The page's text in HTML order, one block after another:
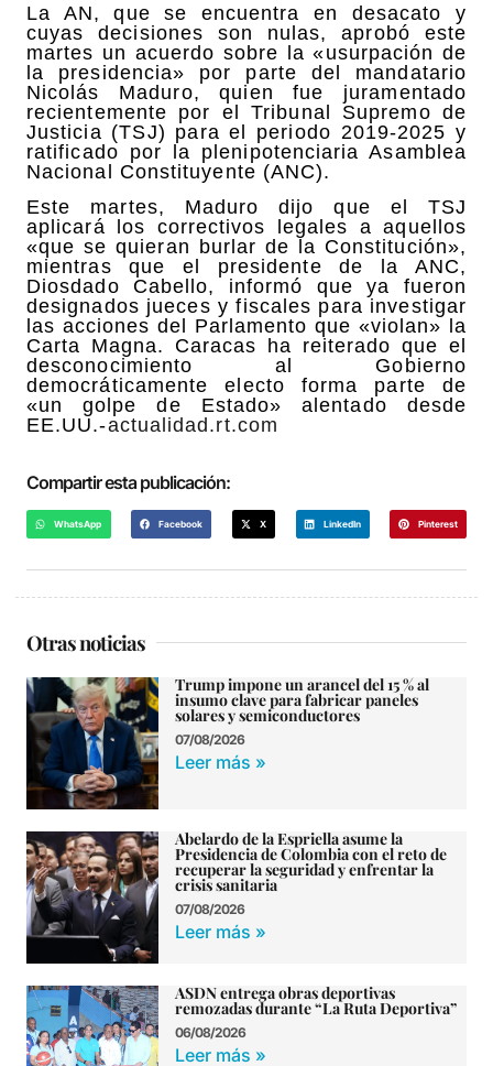
La AN, que se encuentra en desacato y
cuyas decisiones son nulas, aprobó este
martes un acuerdo sobre la «usurpación de
la presidencia» por parte del mandatario
Nicolás Maduro, quien fue juramentado
recientemente por el Tribunal Supremo de
Justicia (TSJ) para el periodo 2019-2025 y
ratificado por la plenipotenciaria Asamblea
Nacional Constituyente (ANC).
Este martes, Maduro dijo que el TSJ
aplicará los correctivos legales a aquellos
«que se quieran burlar de la Constitución»,
mientras que el presidente de la ANC,
Diosdado Cabello, informó que ya fueron
designados jueces y fiscales para investigar
las acciones del Parlamento que «violan» la
Carta Magna. Caracas ha reiterado que el
desconocimiento al Gobierno
democráticamente electo forma parte de
«un golpe de Estado» alentado desde
EE.UU.-actualidad.rt.com
Compartir esta publicación:
WhatsApp Facebook X LinkedIn Pinterest
Otras noticias
Trump impone un arancel del 15 % al
insumo clave para fabricar paneles
solares y semiconductores
07/08/2026
Leer más »
Abelardo de la Espriella asume la
Presidencia de Colombia con el reto de
recuperar la seguridad y enfrentar la
crisis sanitaria
07/08/2026
Leer más »
ASDN entrega obras deportivas
remozadas durante “La Ruta Deportiva”
06/08/2026
Leer más »